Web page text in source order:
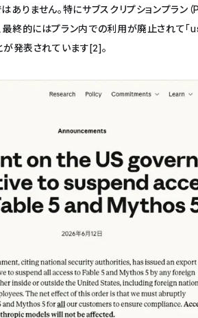
りません。特にサブスクリプションプラン
終的にはプラン内での利用が廃止されて
が発表されています[2]。